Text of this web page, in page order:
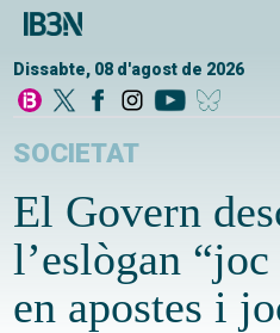
Dissabte, 08 d'agost de 2026
SOCIETAT
El Govern
l’eslògan
en apostes i